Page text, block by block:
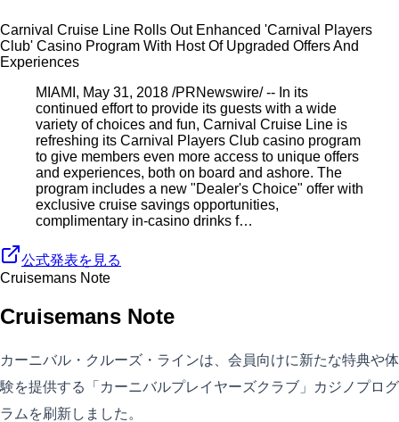
Carnival Cruise Line Rolls Out Enhanced 'Carnival Players
Club' Casino Program With Host Of Upgraded Offers And
Experiences
MIAMI, May 31, 2018 /PRNewswire/ -- In its
continued effort to provide its guests with a wide
variety of choices and fun, Carnival Cruise Line is
refreshing its Carnival Players Club casino program
to give members even more access to unique offers
and experiences, both on board and ashore. The
program includes a new "Dealer's Choice" offer with
exclusive cruise savings opportunities,
complimentary in-casino drinks f…
公式発表を見る
Cruisemans Note
Cruisemans Note
カーニバル・クルーズ・ラインは、会員向けに新たな特典や体
験を提供する「カーニバルプレイヤーズクラブ」カジノプログ
ラムを刷新しました。